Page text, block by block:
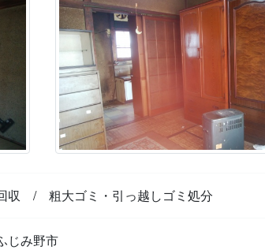
収 / 粗大ゴミ・引っ越しゴミ処分
じみ野市